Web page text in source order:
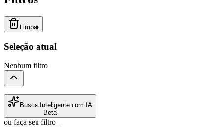
Limpar
Seleção atual
Nenhum filtro
Busca Inteligente com IA
Beta
ou faça seu filtro